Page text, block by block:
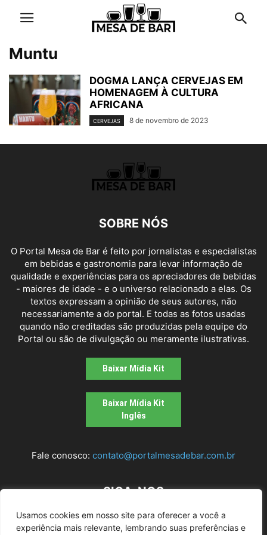
Usamos cookies em nosso site para oferecer a você a
experiência mais relevante, lembrando suas preferências e
Muntu
DOGMA LANÇA CERVEJAS EM
HOMENAGEM À CULTURA
AFRICANA
CERVEJAS 8 de novembro de 2023
SOBRE NÓS
O Portal Mesa de Bar é feito por jornalistas e especialistas
em bebidas e gastronomia para levar informação de
qualidade e experiências para os apreciadores de bebidas
- maiores de idade - e o universo relacionado a elas. Os
textos expressam a opinião de seus autores, não
necessariamente a do portal. E todas as fotos usadas
quando não creditadas são produzidas pela equipe do
Portal ou são de divulgação ou meramente ilustrativas.
Baixar Mídia Kit
Baixar Mídia Kit
Inglês
Fale conosco: contato@portalmesadebar.com.br
SIGA-NOS